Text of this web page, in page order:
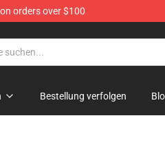
orders over $100
Bestellung verfolgen